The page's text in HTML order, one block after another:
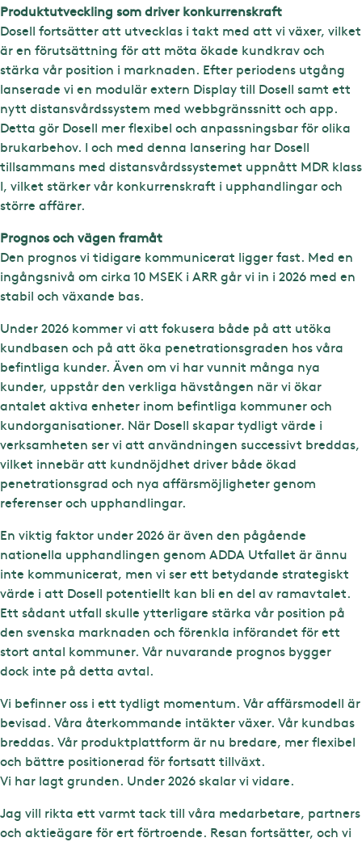
Produktutveckling som driver konkurrenskraft
Dosell fortsätter att utvecklas i takt med att vi växer, vilket
är en förutsättning för att möta ökade kundkrav och
stärka vår position i marknaden. Efter periodens utgång
lanserade vi en modulär extern Display till Dosell samt ett
nytt distansvårdssystem med webbgränssnitt och app.
Detta gör Dosell mer flexibel och anpassningsbar för olika
brukarbehov. I och med denna lansering har Dosell
tillsammans med distansvårdssystemet uppnått MDR klass
I, vilket stärker vår konkurrenskraft i upphandlingar och
större affärer.
Prognos och vägen framåt
Den prognos vi tidigare kommunicerat ligger fast. Med en
ingångsnivå om cirka 10 MSEK i ARR går vi in i 2026 med en
stabil och växande bas.
Under 2026 kommer vi att fokusera både på att utöka
kundbasen och på att öka penetrationsgraden hos våra
befintliga kunder. Även om vi har vunnit många nya
kunder, uppstår den verkliga hävstången när vi ökar
antalet aktiva enheter inom befintliga kommuner och
kundorganisationer. När Dosell skapar tydligt värde i
verksamheten ser vi att användningen successivt breddas,
vilket innebär att kundnöjdhet driver både ökad
penetrationsgrad och nya affärsmöjligheter genom
referenser och upphandlingar.
En viktig faktor under 2026 är även den pågående
nationella upphandlingen genom ADDA Utfallet är ännu
inte kommunicerat, men vi ser ett betydande strategiskt
värde i att Dosell potentiellt kan bli en del av ramavtalet.
Ett sådant utfall skulle ytterligare stärka vår position på
den svenska marknaden och förenkla införandet för ett
stort antal kommuner. Vår nuvarande prognos bygger
dock inte på detta avtal.
Vi befinner oss i ett tydligt momentum. Vår affärsmodell är
bevisad. Våra återkommande intäkter växer. Vår kundbas
breddas. Vår produktplattform är nu bredare, mer flexibel
och bättre positionerad för fortsatt tillväxt.
Vi har lagt grunden. Under 2026 skalar vi vidare.
Jag vill rikta ett varmt tack till våra medarbetare, partners
och aktieägare för ert förtroende. Resan fortsätter, och vi